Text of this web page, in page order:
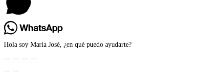
Hola soy María José, ¿en qué puedo ayudarte?